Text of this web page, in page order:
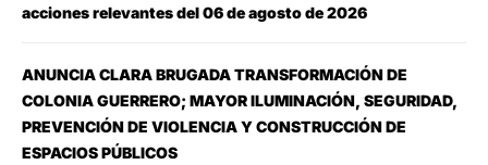
acciones relevantes del 06 de agosto de 2026
ANUNCIA CLARA BRUGADA TRANSFORMACIÓN DE
COLONIA GUERRERO; MAYOR ILUMINACIÓN, SEGURIDAD,
PREVENCIÓN DE VIOLENCIA Y CONSTRUCCIÓN DE
ESPACIOS PÚBLICOS